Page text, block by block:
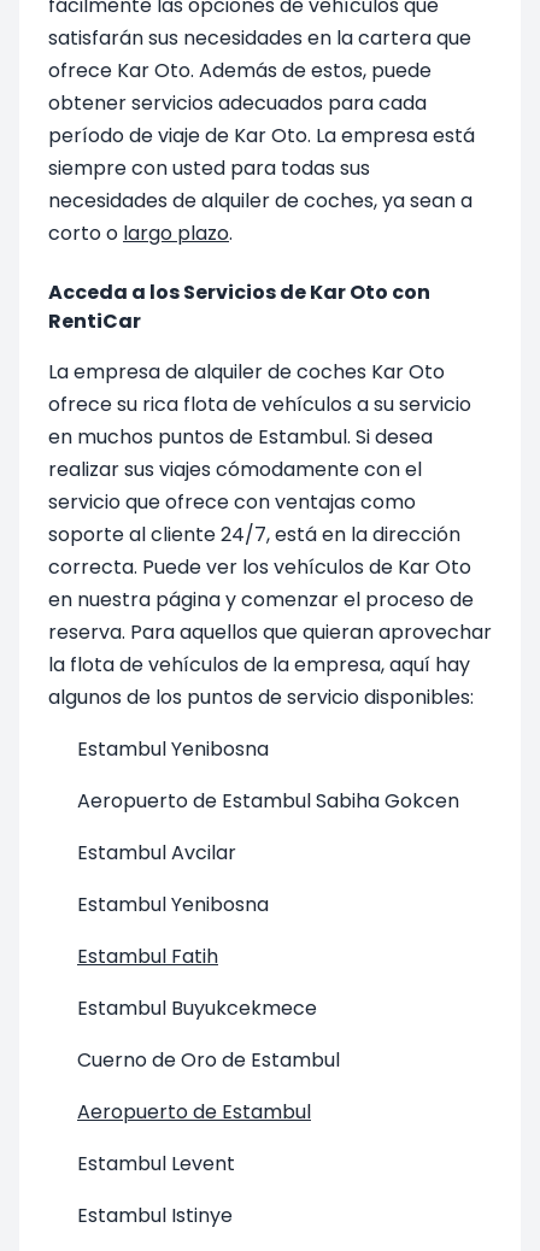
satisfarán sus necesidades en la cartera que
ofrece Kar Oto. Además de estos, puede
obtener servicios adecuados para cada
período de viaje de Kar Oto. La empresa está
siempre con usted para todas sus
necesidades de alquiler de coches, ya sean a
corto o largo plazo.
Acceda a los Servicios de Kar Oto con
RentiCar
La empresa de alquiler de coches Kar Oto
ofrece su rica flota de vehículos a su servicio
en muchos puntos de Estambul. Si desea
realizar sus viajes cómodamente con el
servicio que ofrece con ventajas como
soporte al cliente 24/7, está en la dirección
correcta. Puede ver los vehículos de Kar Oto
en nuestra página y comenzar el proceso de
reserva. Para aquellos que quieran aprovechar
la flota de vehículos de la empresa, aquí hay
algunos de los puntos de servicio disponibles:
Estambul Yenibosna
Aeropuerto de Estambul Sabiha Gokcen
Estambul Avcilar
Estambul Yenibosna
Estambul Fatih
Estambul Buyukcekmece
Cuerno de Oro de Estambul
Aeropuerto de Estambul
Estambul Levent
Estambul Istinye